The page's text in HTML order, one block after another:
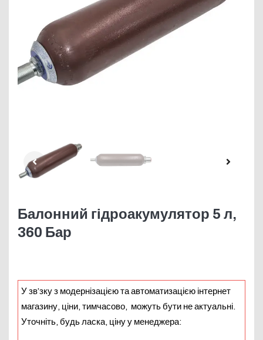
Балонний гідроакумулятор 5 л,
360 Бар
У зв’зку з модернізацією та автоматизацією інтернет
магазину, ціни, тимчасово, можуть бути не актуальні.
Уточніть, будь ласка, ціну у менеджера: